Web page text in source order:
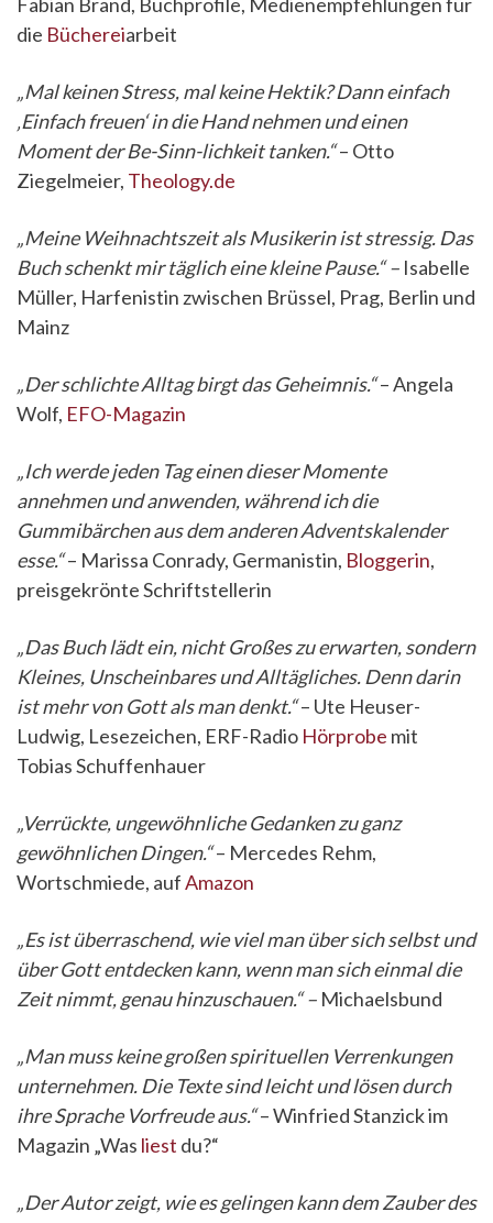
die Büchereiarbeit
„Mal keinen Stress, mal keine Hektik? Dann einfach
‚Einfach freuen‘ in die Hand nehmen und einen
Moment der Be-Sinn-lichkeit tanken.“– Otto
Ziegelmeier, Theology.de
„Meine Weihnachtszeit als Musikerin ist stressig. Das
Buch schenkt mir täglich eine kleine Pause.“ – Isabelle
Müller, Harfenistin zwischen Brüssel, Prag, Berlin und
Mainz
„Der schlichte Alltag birgt das Geheimnis.“– Angela
Wolf, EFO-Magazin
„Ich werde jeden Tag einen dieser Momente
annehmen und anwenden, während ich die
Gummibärchen aus dem anderen Adventskalender
esse.“– Marissa Conrady, Germanistin, Bloggerin,
preisgekrönte Schriftstellerin
„Das Buch lädt ein, nicht Großes zu erwarten, sondern
Kleines, Unscheinbares und Alltägliches. Denn darin
ist mehr von Gott als man denkt.“– Ute Heuser-
Ludwig, Lesezeichen, ERF-Radio Hörprobe mit
Tobias Schuffenhauer
„Verrückte, ungewöhnliche Gedanken zu ganz
gewöhnlichen Dingen.“– Mercedes Rehm,
Wortschmiede, aufAmazon
„Es ist überraschend, wie viel man über sich selbst und
über Gott entdecken kann, wenn man sich einmal die
Zeit nimmt, genau hinzuschauen.“ – Michaelsbund
„Man muss keine großen spirituellen Verrenkungen
unternehmen. Die Texte sind leicht und lösen durch
ihre Sprache Vorfreude aus.“– Winfried Stanzick im
Magazin „Was liest du?“
„Der Autor zeigt, wie es gelingen kann dem Zauber des